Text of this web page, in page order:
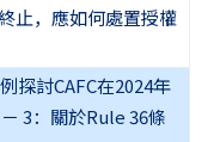
止，應如何處置授權
探討CAFC在2024年
3：關於Rule 36條